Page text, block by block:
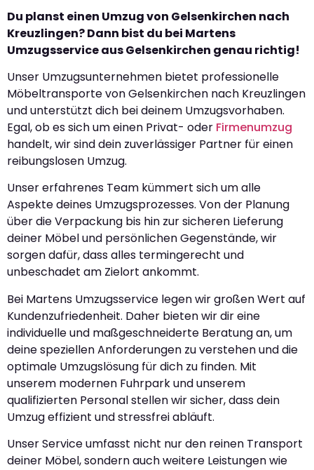
Du planst einen Umzug von Gelsenkirchen nach
Kreuzlingen? Dann bist du bei Martens
Umzugsservice aus Gelsenkirchen genau richtig!
Unser Umzugsunternehmen bietet professionelle
Möbeltransporte von Gelsenkirchen nach Kreuzlingen
und unterstützt dich bei deinem Umzugsvorhaben.
Egal, ob es sich um einen Privat- oder Firmenumzug
handelt, wir sind dein zuverlässiger Partner für einen
reibungslosen Umzug.
Unser erfahrenes Team kümmert sich um alle
Aspekte deines Umzugsprozesses. Von der Planung
über die Verpackung bis hin zur sicheren Lieferung
deiner Möbel und persönlichen Gegenstände, wir
sorgen dafür, dass alles termingerecht und
unbeschadet am Zielort ankommt.
Bei Martens Umzugsservice legen wir großen Wert auf
Kundenzufriedenheit. Daher bieten wir dir eine
individuelle und maßgeschneiderte Beratung an, um
deine speziellen Anforderungen zu verstehen und die
optimale Umzugslösung für dich zu finden. Mit
unserem modernen Fuhrpark und unserem
qualifizierten Personal stellen wir sicher, dass dein
Umzug effizient und stressfrei abläuft.
Unser Service umfasst nicht nur den reinen Transport
deiner Möbel, sondern auch weitere Leistungen wie